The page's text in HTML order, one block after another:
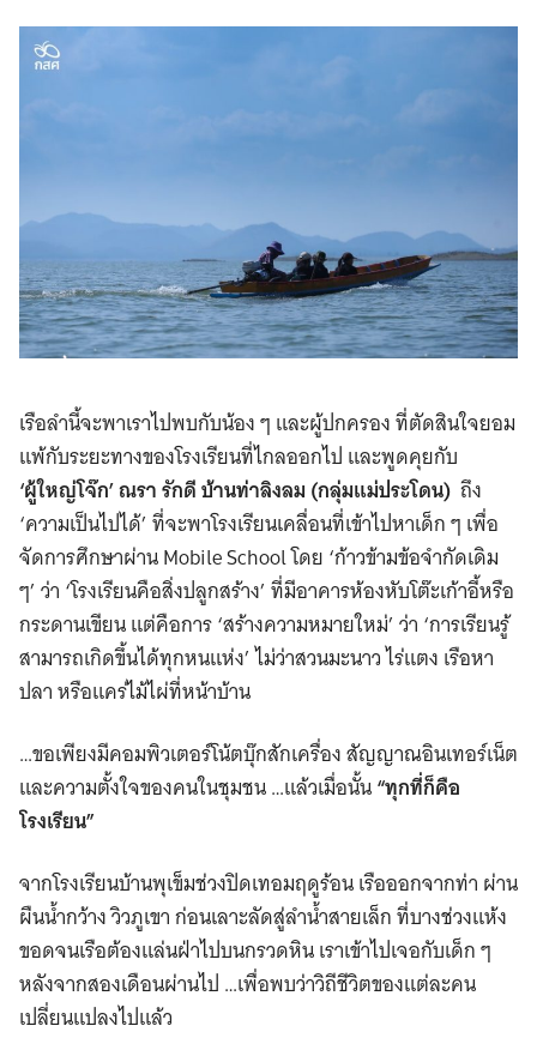
เรือลำนี้จะพาเราไปพบกับน้อง ๆ และผู้ปกครอง ที่ตัดสินใจยอม
แพ้กับระยะทางของโรงเรียนที่ไกลออกไป และพูดคุยกับ
‘ผู้ใหญ่โจ๊ก’ ณรา รักดี บ้านท่าลิงลม (กลุ่มแม่ประโดน) ถึง
‘ความเป็นไปได้’ ที่จะพาโรงเรียนเคลื่อนที่เข้าไปหาเด็ก ๆ เพื่อ
จัดการศึกษาผ่าน Mobile School โดย ‘ก้าวข้ามข้อจำกัดเดิม
ๆ’ ว่า ‘โรงเรียนคือสิ่งปลูกสร้าง’ ที่มีอาคารห้องหับโต๊ะเก้าอี้หรือ
กระดานเขียน แต่คือการ ‘สร้างความหมายใหม่’ ว่า ‘การเรียนรู้
สามารถเกิดขึ้นได้ทุกหนแห่ง’ ไม่ว่าสวนมะนาว ไร่แตง เรือหา
ปลา หรือแคร่ไม้ไผ่ที่หน้าบ้าน
…ขอเพียงมีคอมพิวเตอร์โน้ตบุ๊กสักเครื่อง สัญญาณอินเทอร์เน็ต
และความตั้งใจของคนในชุมชน …แล้วเมื่อนั้น“ทุกที่ก็คือ
โรงเรียน”
จากโรงเรียนบ้านพุเข็มช่วงปิดเทอมฤดูร้อน เรือออกจากท่า ผ่าน
ผืนน้ำกว้าง วิวภูเขา ก่อนเลาะลัดสู่ลำน้ำสายเล็ก ที่บางช่วงแห้ง
ขอดจนเรือต้องแล่นฝ่าไปบนกรวดหิน เราเข้าไปเจอกับเด็ก ๆ
หลังจากสองเดือนผ่านไป …เพื่อพบว่าวิถีชีวิตของแต่ละคน
เปลี่ยนแปลงไปแล้ว